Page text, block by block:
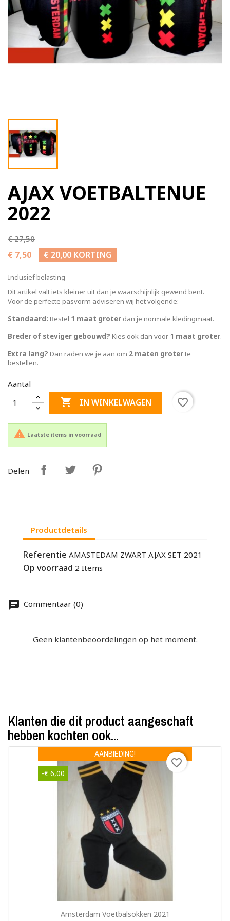
AJAX VOETBALTENUE
2022
€ 27,50
€ 7,50 € 20,00 KORTING
Inclusief belasting
Dit artikel valt iets kleiner uit dan je waarschijnlijk gewend bent.
Voor de perfecte pasvorm adviseren wij het volgende:
Standaard: Bestel 1 maat groter dan je normale kledingmaat.
Breder of steviger gebouwd? Kies ook dan voor 1 maat groter.
Extra lang? Dan raden we je aan om 2 maten groterte
bestellen.
Aantal
 IN WINKELWAGEN favorite_border
 Laatste items in voorraad
Delen
Productdetails
Referentie AMASTEDAM ZWART AJAX SET 2021
Op voorraad 2 Items
Commentaar (0)
Geen klantenbeoordelingen op het moment.
Klanten die dit product aangeschaft
hebben kochten ook...
Snel bekijken
Amsterdam Voetbalsokken 2021
AANBIEDING!
-€ 6,00
favorite_border